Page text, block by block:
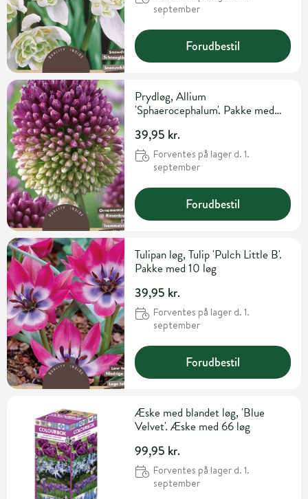
september
Forudbestil
Prydløg, Allium
'Sphaerocephalum'. Pakke med
39,95 kr.
Forventes på lager d. 1.
september
Forudbestil
Tulipan løg, Tulip 'Pulch Little B'.
Pakke med 10 løg
39,95 kr.
Forventes på lager d. 1.
september
Forudbestil
Æske med blandet løg, 'Blue
Velvet'. Æske med 66 løg
99,95 kr.
Forventes på lager d. 1.
september